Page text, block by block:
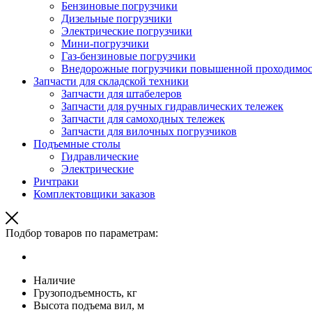
Бензиновые погрузчики
Дизельные погрузчики
Электрические погрузчики
Мини-погрузчики
Газ-бензиновые погрузчики
Внедорожные погрузчики повышенной
Запчасти для складской техники
Запчасти для штабелеров
Запчасти для ручных гидравлических тележек
Запчасти для самоходных тележек
Запчасти для вилочных погрузчиков
Подъемные столы
Гидравлические
Электрические
Ричтраки
Комплектовщики заказов
Подбор товаров по параметрам:
Наличие
Грузоподъемность, кг
Высота подъема вил, м